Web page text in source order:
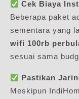
Cek Biaya
Beberapa paket
sementara yang
wifi 100rb
sesuai sama
Pastikan
Meskipun